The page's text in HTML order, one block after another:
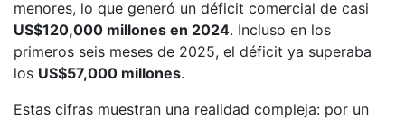
menores, lo que generó un déficit comercial de casi
US$120,000 millones en 2024. Incluso en los
primeros seis meses de 2025, el déficit ya superaba
los US$57,000 millones.
Estas cifras muestran una realidad compleja: por un